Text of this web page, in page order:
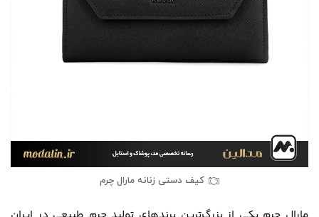
کیف دستی زنانه مارال چرم